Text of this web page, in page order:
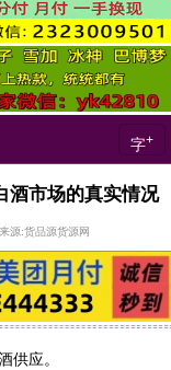
字+
酒市场的真实情况
:货品源货源网
供应。